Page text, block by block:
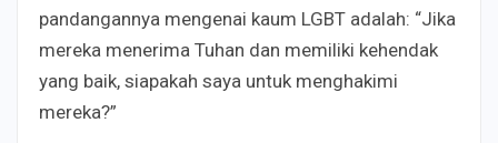
pandangannya mengenai kaum LGBT adalah: “Jika
mereka menerima Tuhan dan memiliki kehendak
yang baik, siapakah saya untuk menghakimi
mereka?”